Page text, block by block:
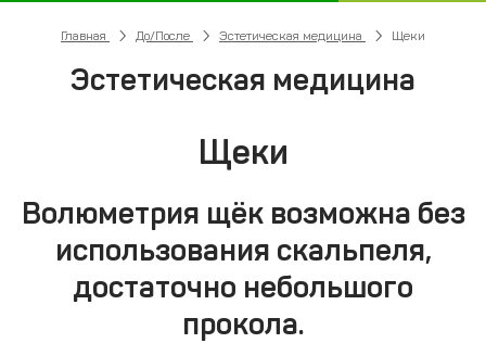
Главная До/После Эстетическая медицина Щеки
Эстетическая медицина
Щеки
Волюметрия щёк возможна без
использования скальпеля,
достаточно небольшого
прокола.